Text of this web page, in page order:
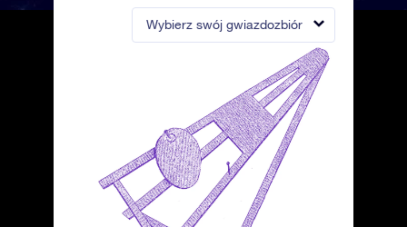
Wybierz swój gwiazdozbiór